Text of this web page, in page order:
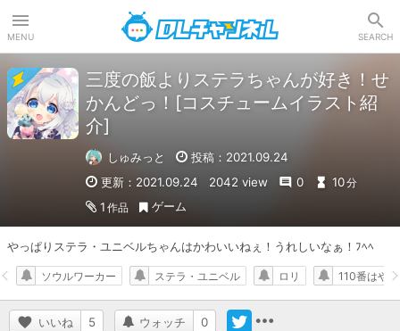
MENU SEARCH
三度の飯よりステラちゃんが好き！せ
かんどっ！[コスチュームイラスト紹
介]
しゅみっと
投稿：2021.09.24
更新：2021.09.24
2042 view 0 10分
1 作品 ゲーム
やっぱりステラ・ユニベルちゃんはかわいいねぇ！うれしいなぁ！ﾌﾍﾍ
いいね 5 ウォッチ 0
ソウルワーカー ステラ・ユニベル ロリ 110番はや